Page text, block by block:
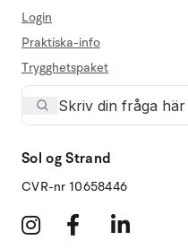
Login
Praktiska-info
Trygghetspaket
Sol og Strand
CVR-nr 10658446